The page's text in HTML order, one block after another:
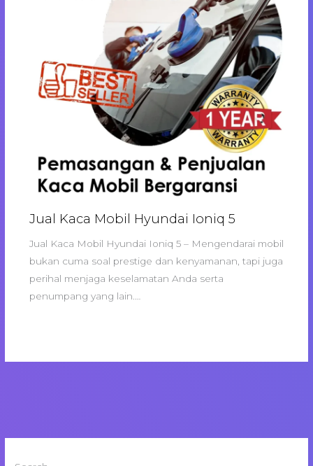
Jual Kaca Mobil Hyundai Ioniq 5
Jual Kaca Mobil Hyundai Ioniq 5 – Mengendarai mobil
bukan cuma soal prestige dan kenyamanan, tapi juga
perihal menjaga keselamatan Anda serta
penumpang yang lain.…